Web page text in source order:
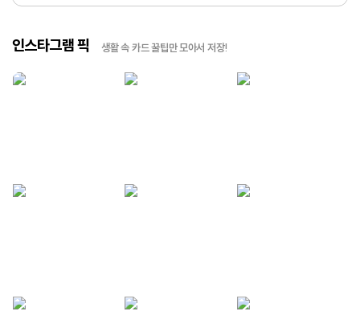
인스타그램 픽 생활 속 카드 꿀팁만 모아서 저장!